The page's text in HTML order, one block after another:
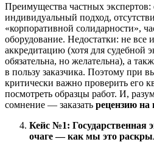
Преимущества частных экспертов:
индивидуальный подход,
«корпоративной солидарности»,
оборудование. Недостатки: не все
аккредитацию (хотя для судебной
обязательна, но желательна), а
в пользу заказчика. Поэтому при
критически важно проверить его
посмотреть образцы работ. И,
сомнение — заказать рецензию на
Кейс №1: Государственная
очаге — как мы это